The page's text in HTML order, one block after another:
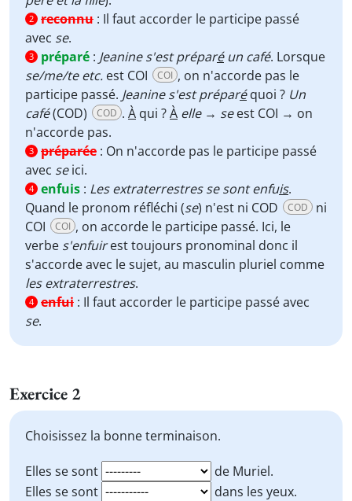
2 reconnu : Il faut accorder le participe passé
avec se.
3 préparé : Jeanine s'est préparéun café. Lorsque
se/me/te etc. est COI COI , on n'accorde pas le
participe passé. Jeanine s'est préparé quoi ? Un
café(COD) COD . À qui ?À elle → seest COI → on
n'accorde pas.
3 préparée : On n'accorde pas le participe passé
avec seici.
4 enfuis : Les extraterrestres se sont enfuis.
Quand le pronom réfléchi (se) n'est ni COD COD
ni
COI
COI , on accorde le participe passé. Ici, le
verbe s'enfuirest toujours pronominal donc il
s'accorde avec le sujet, au masculin pluriel comme
les extraterrestres.
4 enfui : Il faut accorder le participe passé avec
se.
Exercice 2
Choisissez la bonne terminaison.
Elles se sont
de Muriel.
Elles se sont
dans les yeux.